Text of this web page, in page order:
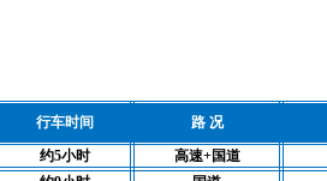
行车时间 路 况
约5小时 高速+国道